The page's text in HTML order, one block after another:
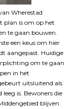
Wherestad
plan is om op het
te gaan bouwen.
een keus om hier
aangepast. Huidige
om te gaan
in het
uitsluitend als
is. Bewoners die
blijven